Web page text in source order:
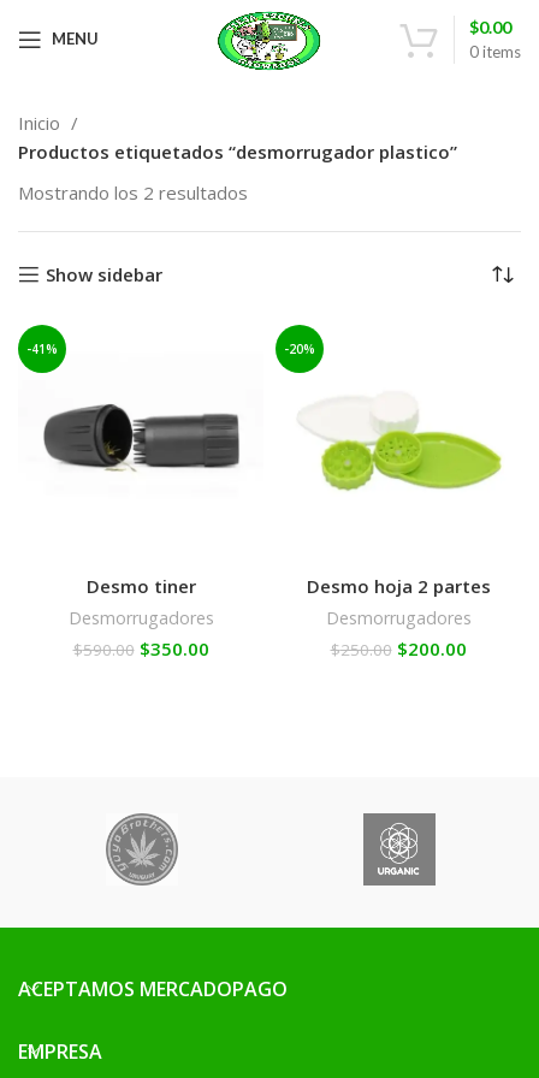
MENU
0items
$0.00
Inicio
Productos etiquetados “desmorrugador plastico”
Mostrando los 2 resultados
Show sidebar
-41%
Desmo tiner
Desmorrugadores
$590.00 $350.00
-20%
Desmo hoja 2 partes
Desmorrugadores
$250.00 $200.00
ACEPTAMOS MERCADOPAGO
EMPRESA